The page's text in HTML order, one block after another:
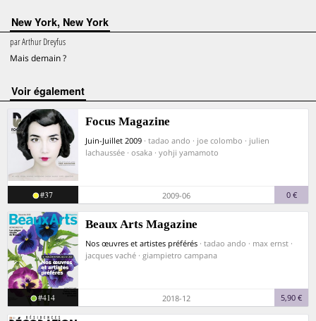
New York, New York
parArthur Dreyfus
Mais demain ?
voir également
Focus Magazine
Juin-Juillet 2009 · tadao ando · joe colombo · julien
lachaussée · osaka · yohji yamamoto
#37 2009-06 0 €
Beaux Arts Magazine
Nos œuvres et artistes préférés · tadao ando · max ernst ·
jacques vaché · giampietro campana
#414 2018-12 5,90 €